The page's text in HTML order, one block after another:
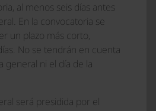
al menos seis días antes
En la convocatoria se
un plazo más corto,
No se tendrán en cuenta
general ni el día de la
será presidida por el